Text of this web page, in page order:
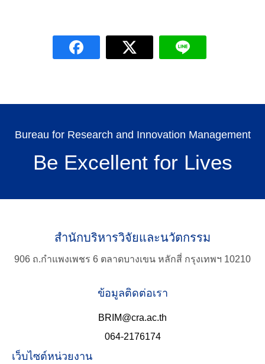
Bureau for Research and Innovation Management
Be Excellent for Lives
สำนักบริหารวิจัยและนวัตกรรม
906 ถ.กำแพงเพชร 6 ตลาดบางเขน หลักสี่ กรุงเทพฯ 10210
ข้อมูลติดต่อเรา
BRIM@cra.ac.th
064-2176174
เว็บไซต์หน่วยงาน